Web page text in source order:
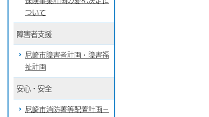
ついて
障害者支援
尼崎市障害者計画・障害福
祉計画
安心・安全
尼崎市消防署等配置計画－